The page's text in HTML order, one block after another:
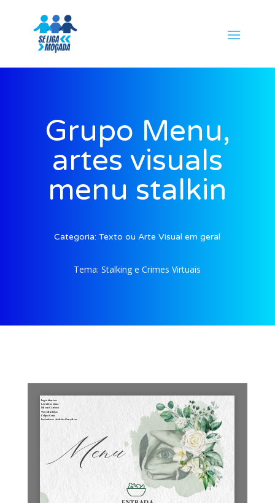
Grupo Menu,
artes visuals
menu stalkin
Categoria:Texto ou Arte Visual em geral
Tema:Stalking e Crimes Virtuais